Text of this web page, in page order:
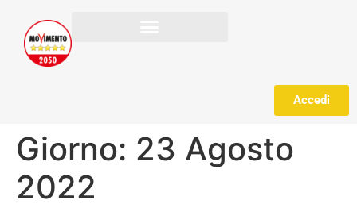
Accedi
Giorno: 23 Agosto
2022